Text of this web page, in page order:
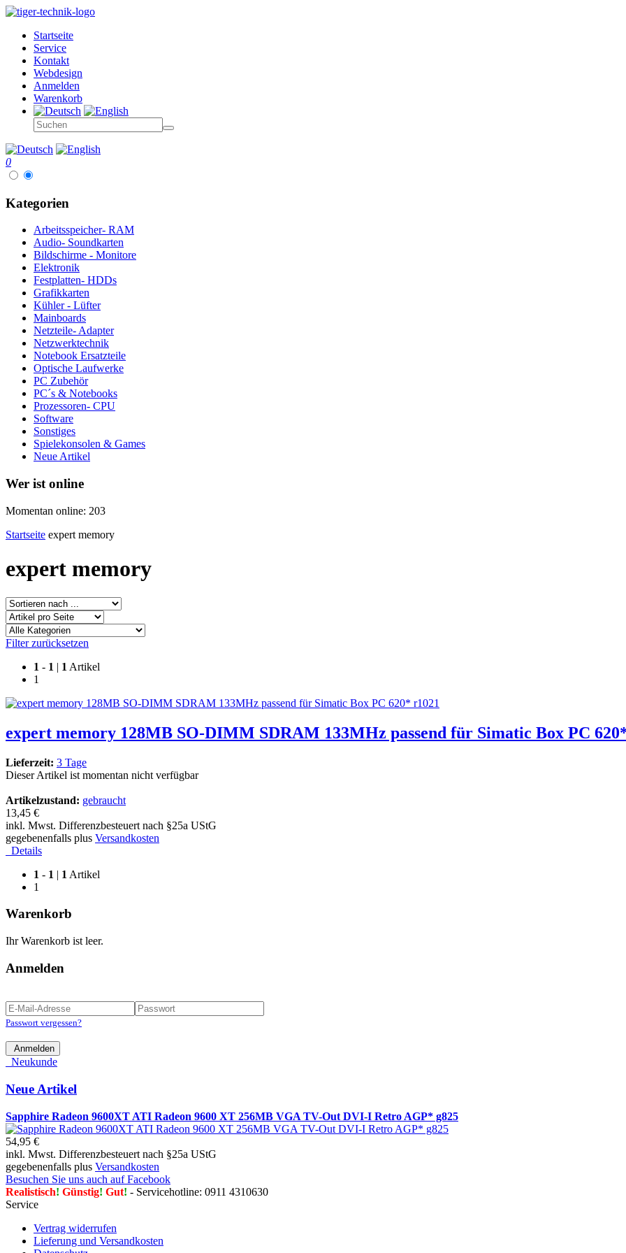
Startseite
Service
Kontakt
Webdesign
Anmelden
Warenkorb
0
Kategorien
Arbeitsspeicher- RAM
Audio- Soundkarten
Bildschirme - Monitore
Elektronik
Festplatten- HDDs
Grafikkarten
Kühler - Lüfter
Mainboards
Netzteile- Adapter
Netzwerktechnik
Notebook Ersatzteile
Optische Laufwerke
PC Zubehör
PC´s & Notebooks
Prozessoren- CPU
Software
Sonstiges
Spielekonsolen & Games
Neue Artikel
Wer ist online
Momentan online: 203
Startseite expert memory
expert memory
Filter zurücksetzen
1 - 1 | 1 Artikel
1
expert memory 128MB SO-DIMM SDRAM 133MHz passend für Simatic Box PC
Lieferzeit: 3 Tage
Dieser Artikel ist momentan nicht verfügbar
Artikelzustand: gebraucht
13,45 €
inkl. Mwst. Differenzbesteuert nach §25a UStG
gegebenenfalls plus Versandkosten
Details
1 - 1 | 1 Artikel
1
Warenkorb
Ihr Warenkorb ist leer.
Anmelden
Passwort vergessen?
Anmelden
Neukunde
Neue Artikel
Sapphire Radeon 9600XT ATI Radeon 9600 XT 256MB VGA TV-Out DVI-I Retro AGP* g825
54,95 €
inkl. Mwst. Differenzbesteuert nach §25a UStG
gegebenenfalls plus Versandkosten
Besuchen Sie uns auch auf Facebook
Realistisch! Günstig! Gut! - Servicehotline: 0911 4310630
Service
Vertrag widerrufen
Lieferung und Versandkosten